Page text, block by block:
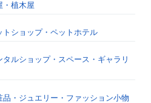
・植木屋
トショップ・ペットホテル
タルショップ・スペース・ギャラリ
品・ジュエリー・ファッション小物